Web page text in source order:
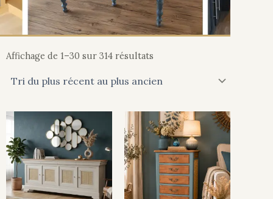
Affichage de 1–30 sur 314 résultats
au